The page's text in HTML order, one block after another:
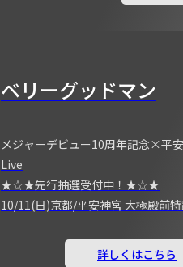
ベリーグッドマン
メジャーデビュー10周年記念×平
Live
★☆★先行抽選受付中！★☆★
10/11(日)京都/平安神宮 大極殿前
詳しくはこちら